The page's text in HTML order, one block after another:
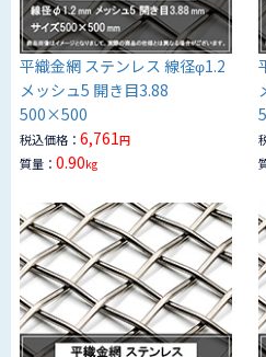
平織金網 ステンレス 線径φ1.2
メッシュ5 開き目3.88
500×500
税込価格： 6,761円
質量： 0.90kg